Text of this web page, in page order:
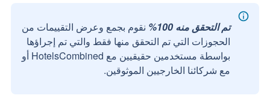
تم التحقق منه 100%
نقوم بجمع وعرض التقييمات من
الحجوزات التي تم التحقق منها فقط والتي تم إجراؤها
بواسطة مستخدمين حقيقيين مع HotelsCombined أو
مع شركائنا الخارجيين الموثوقين.